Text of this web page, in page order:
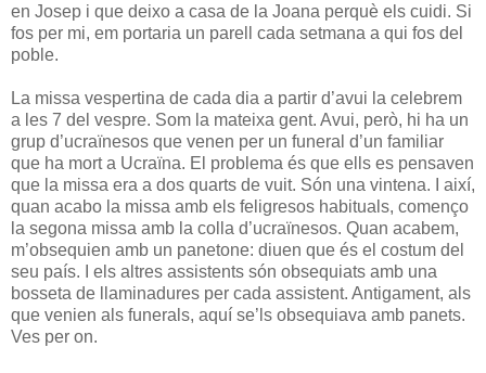
en Josep i que deixo a casa de la Joana perquè els cuidi. Si
fos per mi, em portaria un parell cada setmana a qui fos del
poble.
La missa vespertina de cada dia a partir d’avui la celebrem
a les 7 del vespre. Som la mateixa gent. Avui, però, hi ha un
grup d’ucraïnesos que venen per un funeral d’un familiar
que ha mort a Ucraïna. El problema és que ells es pensaven
que la missa era a dos quarts de vuit. Són una vintena. I així,
quan acabo la missa amb els feligresos habituals, començo
la segona missa amb la colla d’ucraïnesos. Quan acabem,
m’obsequien amb un panetone: diuen que és el costum del
seu país. I els altres assistents són obsequiats amb una
bosseta de llaminadures per cada assistent. Antigament, als
que venien als funerals, aquí se’ls obsequiava amb panets.
Ves per on.